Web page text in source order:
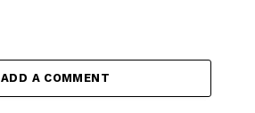
ADD A COMMENT